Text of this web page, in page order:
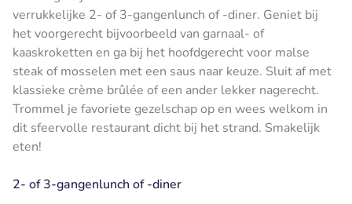
verrukkelijke 2- of 3-gangenlunch of -diner. Geniet bij
het voorgerecht bijvoorbeeld van garnaal- of
kaaskroketten en ga bij het hoofdgerecht voor malse
steak of mosselen met een saus naar keuze. Sluit af met
klassieke crème brûlée of een ander lekker nagerecht.
Trommel je favoriete gezelschap op en wees welkom in
dit sfeervolle restaurant dicht bij het strand. Smakelijk
eten!
2- of 3-gangenlunch of -diner